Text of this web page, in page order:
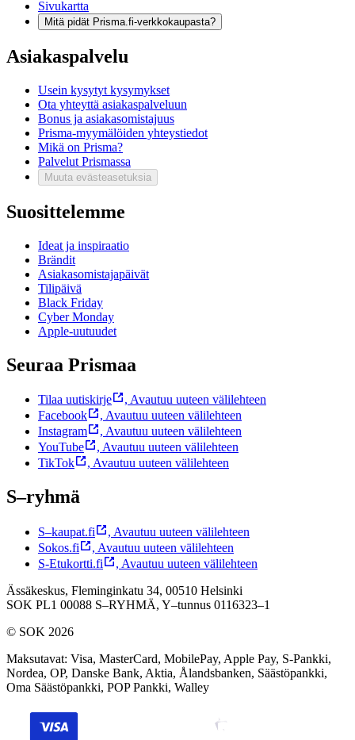
Sivukartta
Mitä pidät Prisma.fi-verkkokaupasta?
Asiakaspalvelu
Usein kysytyt kysymykset
Ota yhteyttä asiakaspalveluun
Bonus ja asiakasomistajuus
Prisma-myymälöiden yhteystiedot
Mikä on Prisma?
Palvelut Prismassa
Muuta evästeasetuksia
Suosittelemme
Ideat ja inspiraatio
Brändit
Asiakasomistajapäivät
Tilipäivä
Black Friday
Cyber Monday
Apple-uutuudet
Seuraa Prismaa
Tilaa uutiskirje , Avautuu uuteen välilehteen
Facebook
, Avautuu uuteen välilehteen
Instagram
, Avautuu uuteen välilehteen
YouTube
, Avautuu uuteen välilehteen
TikTok
, Avautuu uuteen välilehteen
S–ryhmä
S–kaupat.fi , Avautuu uuteen välilehteen
Sokos.fi
, Avautuu uuteen välilehteen
S-Etukortti.fi
, Avautuu uuteen välilehteen
Ässäkeskus, Fleminginkatu 34, 00510 Helsinki
SOK PL1 00088 S–RYHMÄ, Y–tunnus 0116323–1
© SOK 2026
Maksutavat: Visa, MasterCard, MobilePay, Apple Pay, S-Pankki,
Nordea, OP, Danske Bank, Aktia, Ålandsbanken, Säästöpankki,
Oma Säästöpankki, POP Pankki, Walley